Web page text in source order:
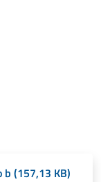
b (157,13 KB)